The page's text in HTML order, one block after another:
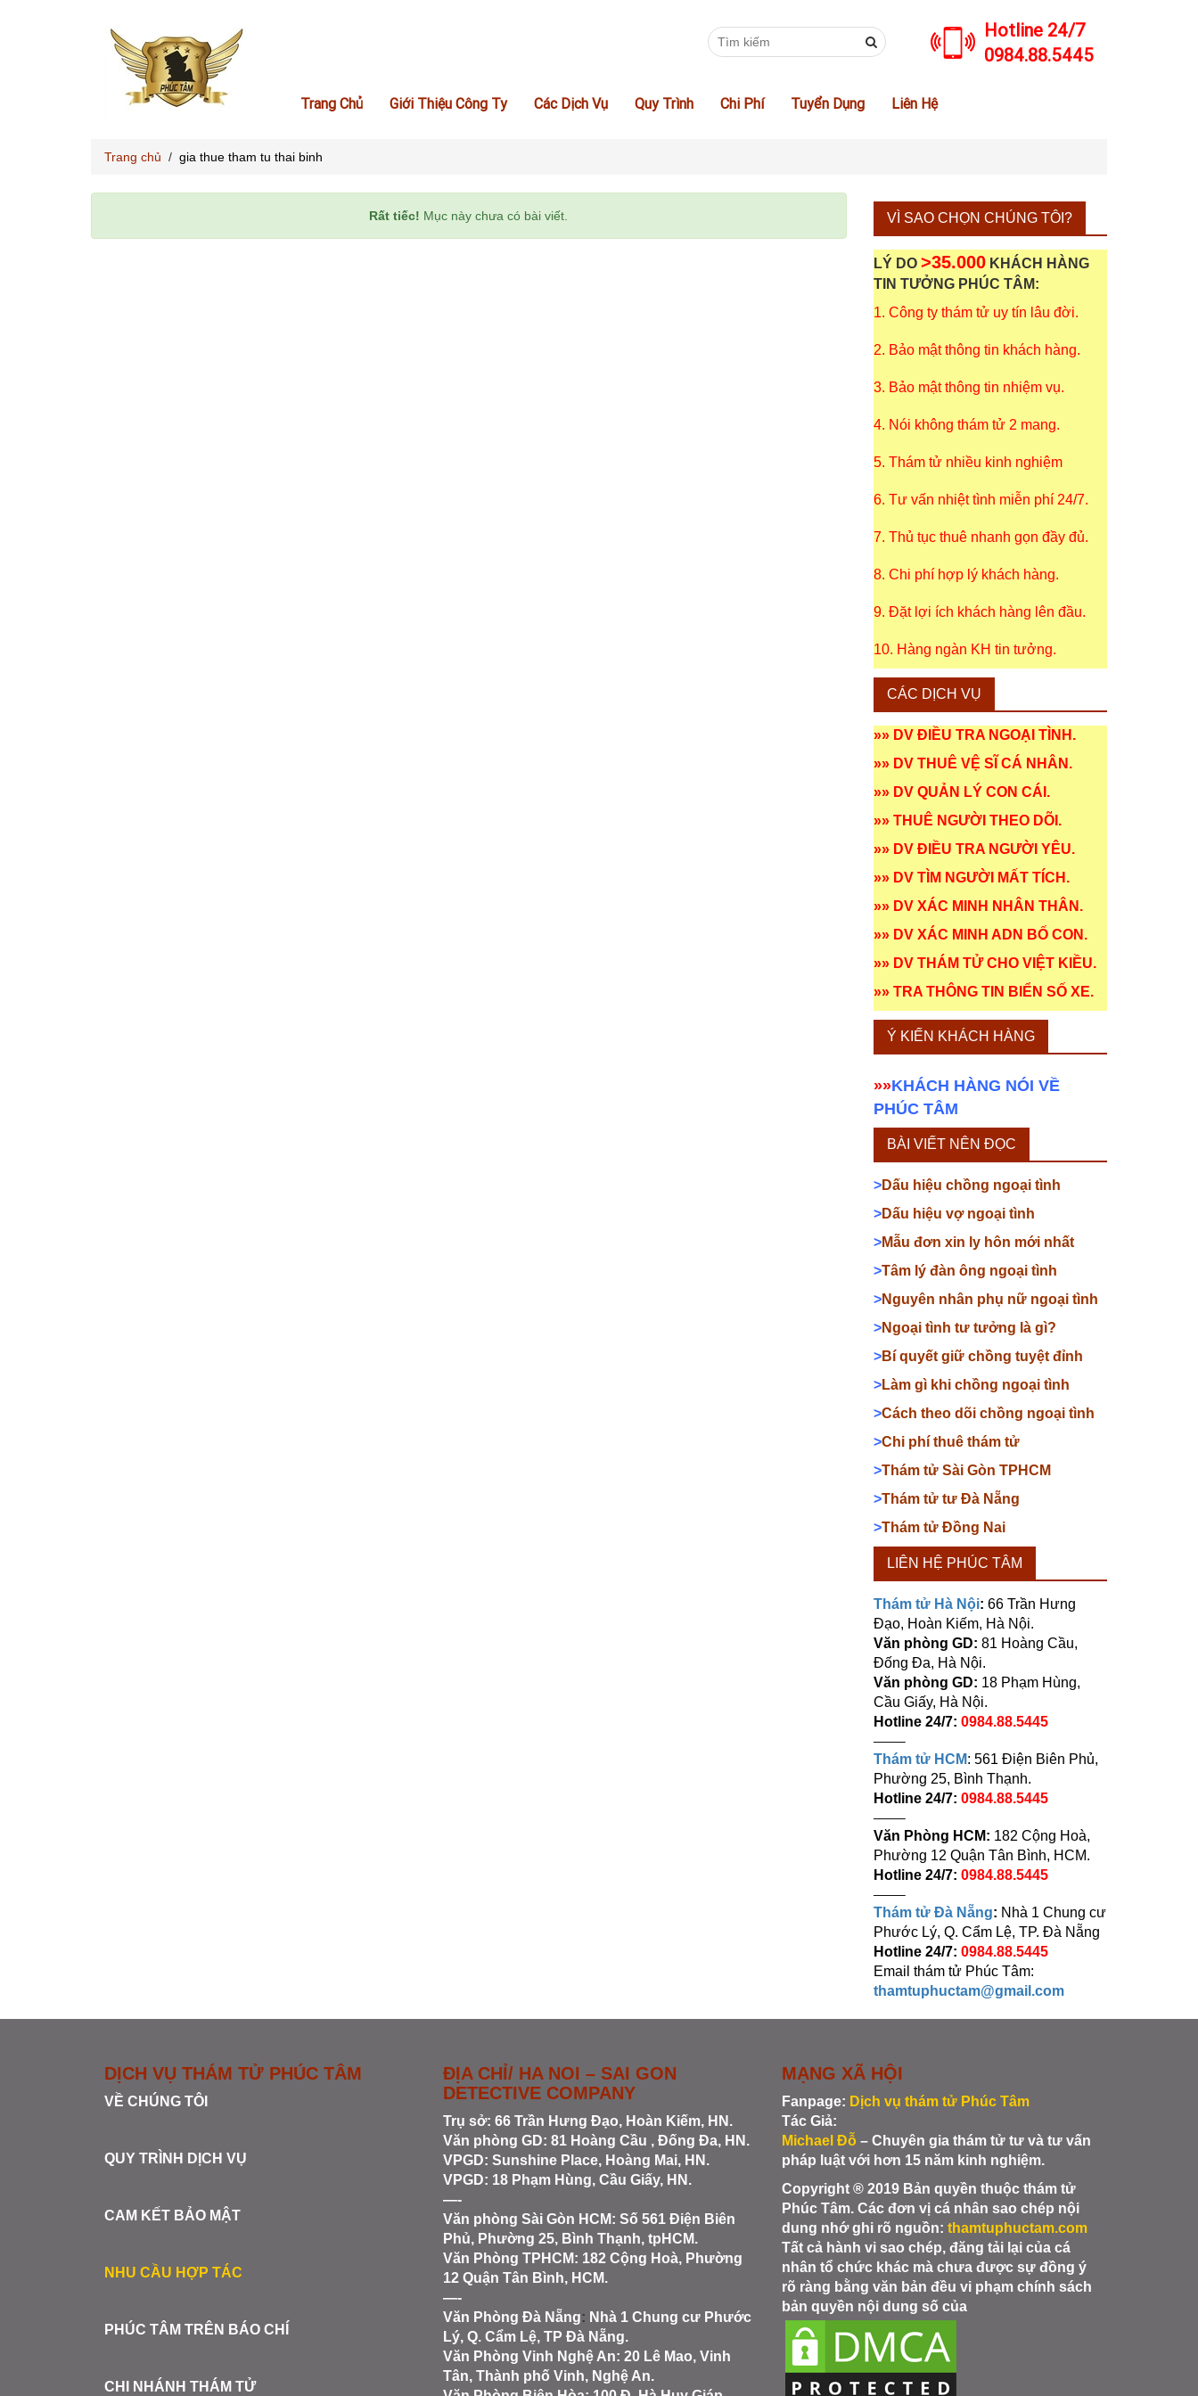
Hotline 24/7
0984.88.5445
Trang Chủ Giới Thiệu Công Ty Các Dịch Vụ Quy Trình Chi Phí Tuyển Dụng Liên Hệ
Trang chủ / gia thue tham tu thai binh
Rất tiếc! Mục này chưa có bài viết. VÌ SAO CHỌN CHÚNG TÔI?
LÝ DO >35.000KHÁCH HÀNG
TIN TƯỞNG PHÚC TÂM:
1. Công ty thám tử uy tín lâu đời.
2. Bảo mật thông tin khách hàng.
3. Bảo mật thông tin nhiệm vụ.
4. Nói không thám tử 2 mang.
5. Thám tử nhiều kinh nghiệm
6. Tư vấn nhiệt tình miễn phí 24/7.
7. Thủ tục thuê nhanh gọn đầy đủ.
8. Chi phí hợp lý khách hàng.
9. Đặt lợi ích khách hàng lên đầu.
10. Hàng ngàn KH tin tưởng.
CÁC DỊCH VỤ
»» DV ĐIỀU TRA NGOẠI TÌNH .
»» DV THUÊ VỆ SĨ CÁ NHÂN .
»» DV QUẢN LÝ CON CÁI .
»» THUÊ NGƯỜI THEO DÕI .
»» DV ĐIỀU TRA NGƯỜI YÊU.
»» DV TÌM NGƯỜI MẤT TÍCH .
»» DV XÁC MINH NHÂN THÂN .
»» DV XÁC MINH ADN BỐ CON .
»» DV THÁM TỬ CHO VIỆT KIỀU.
»» TRA THÔNG TIN BIỂN SỐ XE.
Ý KIẾN KHÁCH HÀNG
»»KHÁCH HÀNG NÓI VỀ
PHÚC TÂM
BÀI VIẾT NÊN ĐỌC
>Dấu hiệu chồng ngoại tình
>Dấu hiệu vợ ngoại tình
>Mẫu đơn xin ly hôn mới nhất
>Tâm lý đàn ông ngoại tình
>Nguyên nhân phụ nữ ngoại tình
>Ngoại tình tư tưởng là gì?
>Bí quyết giữ chồng tuyệt đỉnh
>Làm gì khi chồng ngoại tình
>Cách theo dõi chồng ngoại tình
>Chi phí thuê thám tử
>Thám tử Sài Gòn TPHCM
>Thám tử tư Đà Nẵng
>Thám tử Đồng Nai
LIÊN HỆ PHÚC TÂM
Thám tử Hà Nội: 66 Trần Hưng
Đạo, Hoàn Kiếm, Hà Nội.
Văn phòng GD: 81 Hoàng Cầu,
Đống Đa, Hà Nội.
Văn phòng GD: 18 Phạm Hùng,
Cầu Giấy, Hà Nội.
Hotline 24/7: 0984.88.5445
——–
Thám tử HCM: 561 Điện Biên Phủ,
Phường 25, Bình Thạnh.
Hotline 24/7: 0984.88.5445
——–
Văn Phòng HCM: 182 Cộng Hoà,
Phường 12 Quận Tân Bình, HCM.
Hotline 24/7: 0984.88.5445
——–
Thám tử Đà Nẵng: Nhà 1 Chung cư
Phước Lý, Q. Cẩm Lệ, TP. Đà Nẵng
Hotline 24/7: 0984.88.5445
Email thám tử Phúc Tâm:
thamtuphuctam@gmail.com
DỊCH VỤ THÁM TỬ PHÚC TÂM
VỀ CHÚNG TÔI
QUY TRÌNH DỊCH VỤ
CAM KẾT BẢO MẬT
NHU CẦU HỢP TÁC
PHÚC TÂM TRÊN BÁO CHÍ
CHI NHÁNH THÁM TỬ
ĐỊA CHỈ/ HA NOI – SAI GON
DETECTIVE COMPANY
Trụ sở: 66 Trần Hưng Đạo, Hoàn Kiếm, HN.
Văn phòng GD: 81 Hoàng Cầu , Đống Đa, HN.
VPGD: Sunshine Place, Hoàng Mai, HN.
VPGD: 18 Phạm Hùng, Cầu Giấy, HN.
—-
Văn phòng Sài Gòn HCM: Số 561 Điện Biên
Phủ, Phường 25, Bình Thạnh, tpHCM.
Văn Phòng TPHCM: 182 Cộng Hoà, Phường
12 Quận Tân Bình, HCM.
—-
Văn Phòng Đà Nẵng: Nhà 1 Chung cư Phước
Lý, Q. Cẩm Lệ, TP Đà Nẵng.
Văn Phòng Vinh Nghệ An: 20 Lê Mao, Vinh
Tân, Thành phố Vinh, Nghệ An.
MẠNG XÃ HỘI
Fanpage: Dịch vụ thám tử Phúc Tâm
Tác Giả:
Michael Đỗ – Chuyên gia thám tử tư và tư vấn
pháp luật với hơn 15 năm kinh nghiệm.
Copyright ® 2019 Bản quyền thuộc thám tử
Phúc Tâm. Các đơn vị cá nhân sao chép nội
dung nhớ ghi rõ nguồn: thamtuphuctam.com
Tất cả hành vi sao chép, đăng tải lại của cá
nhân tổ chức khác mà chưa được sự đồng ý
rõ ràng bằng văn bản đều vi phạm chính sách
bản quyền nội dung số của